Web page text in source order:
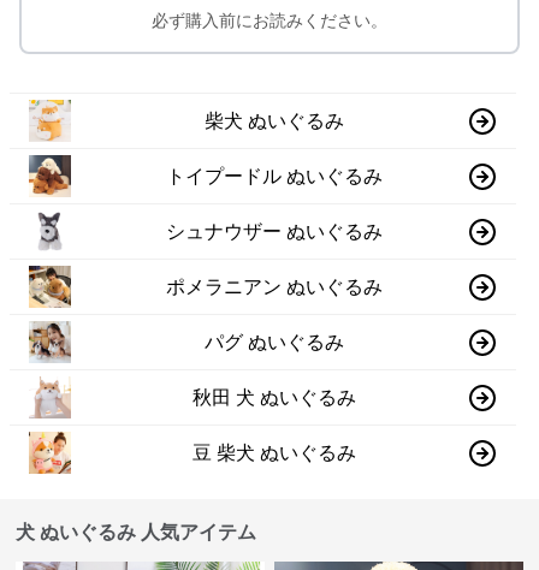
必ず購入前にお読みください。
柴犬 ぬいぐるみ
トイプードル ぬいぐるみ
シュナウザー ぬいぐるみ
ポメラニアン ぬいぐるみ
パグ ぬいぐるみ
秋田 犬 ぬいぐるみ
豆 柴犬 ぬいぐるみ
犬 ぬいぐるみ 人気アイテム